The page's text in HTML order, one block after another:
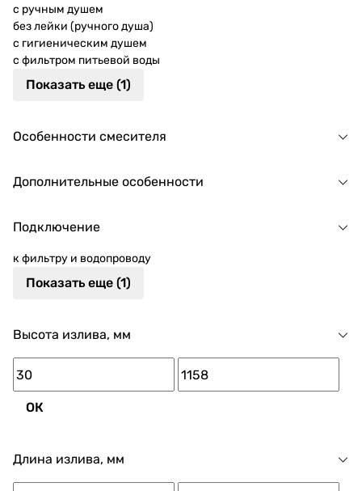
с ручным душем
без лейки (ручного душа)
с гигиеническим душем
с фильтром питьевой воды
Показать еще (1)
Особенности смесителя
Дополнительные особенности
Подключение
к фильтру и водопроводу
Показать еще (1)
Высота излива, мм
ОК
Длина излива, мм